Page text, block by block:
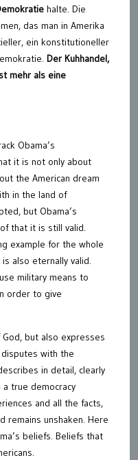
halte. Die
das man in Amerika
ein konstitutioneller
Der Kuhhandel,
mehr als eine
Obama’s
it is not only about
the American dream
in the land of
but Obama’s
that it is still valid.
example for the whole
also eternally valid.
military means to
order to give
but also expresses
with the
in detail, clearly
true democracy
and all the facts,
remains unshaken. Here
beliefs. Beliefs that